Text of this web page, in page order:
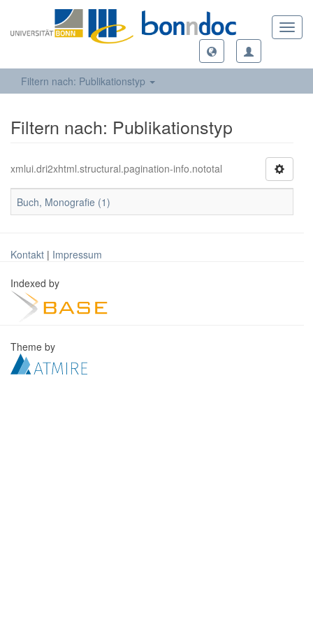
Filtern nach: Publikationstyp
Filtern nach: Publikationstyp
xmlui.dri2xhtml.structural.pagination-info.nototal
Buch, Monografie (1)
Kontakt | Impressum
Indexed by
Theme by